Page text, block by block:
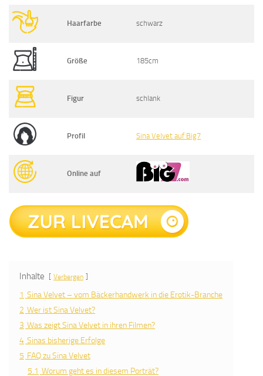
Haarfarbe schwarz
Größe 185cm
Figur schlank
Profil Sina Velvet auf Big7
Online auf
Inhalte Verbergen
1 Sina Velvet – vom Bäckerhandwerk in die Erotik-Branche
2 Wer ist Sina Velvet?
3 Was zeigt Sina Velvet in ihren Filmen?
4 Sinas bisherige Erfolge
5 FAQ zu Sina Velvet
5.1 Worum geht es in diesem Porträt?